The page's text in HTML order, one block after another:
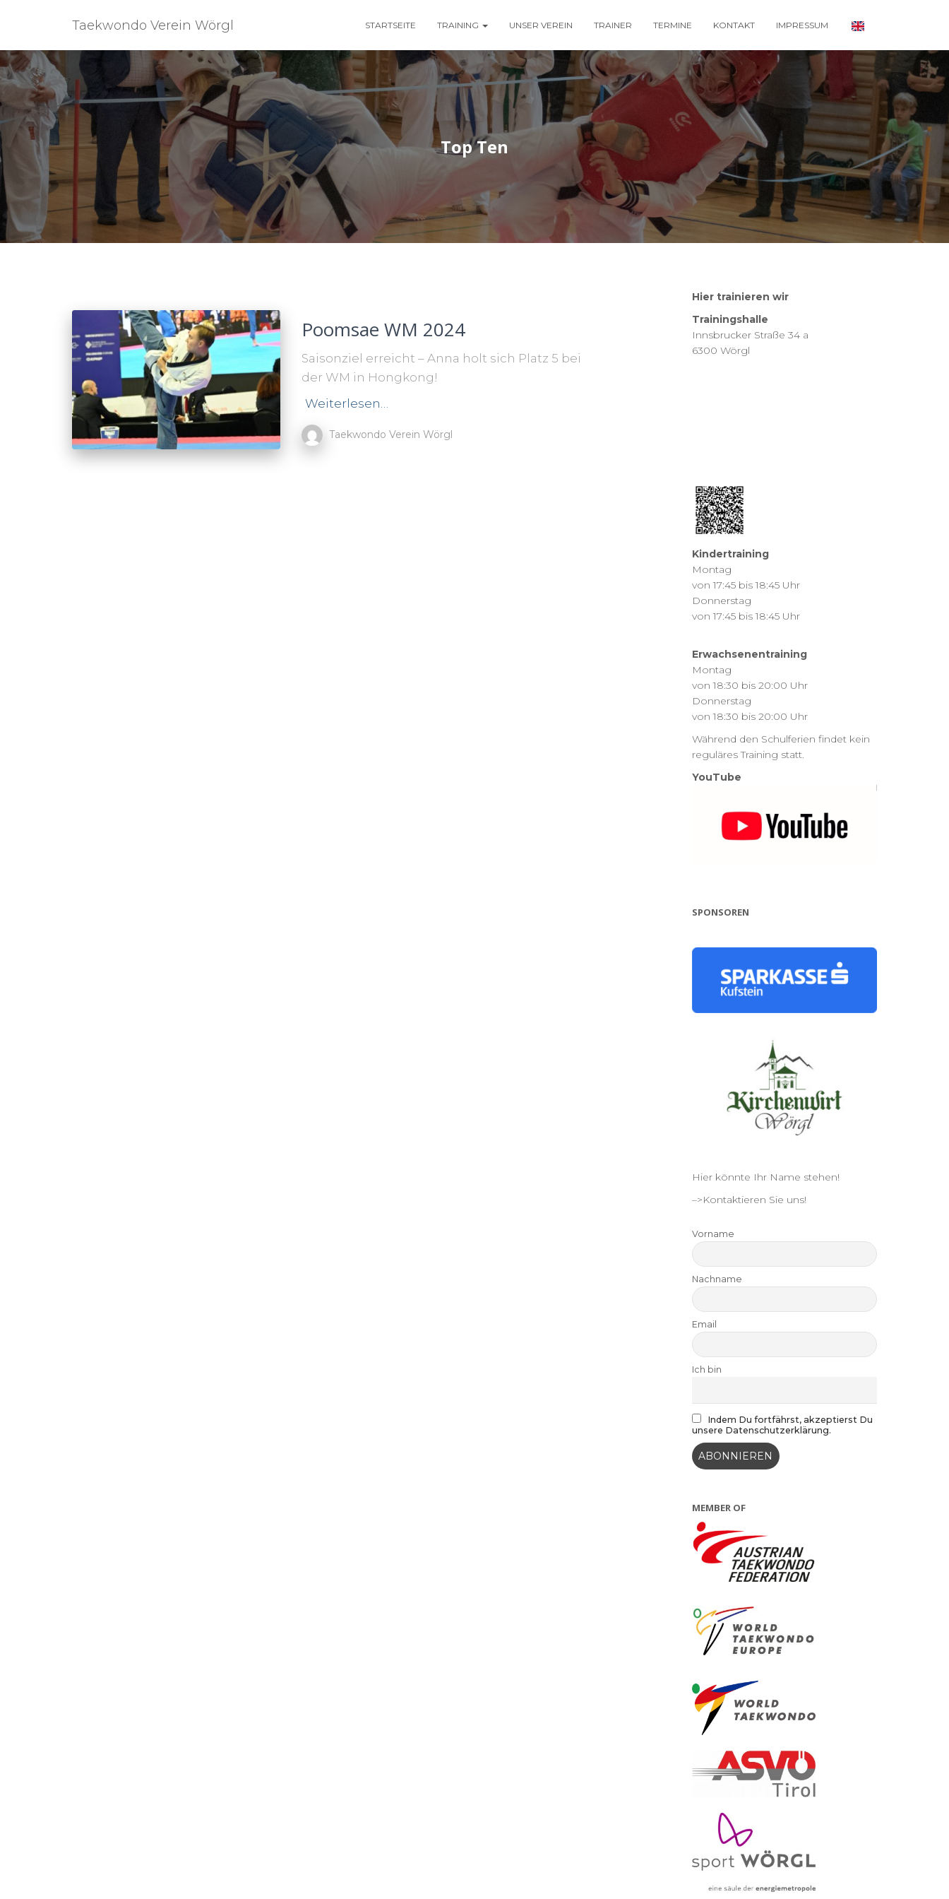
Taekwondo Verein Wörgl STARTSEITE TRAINING UNSER VEREIN TRAINER TERMINE KONTAKT IMPRESSUM
Top Ten
Poomsae WM 2024
Saisonziel erreicht – Anna holt sich Platz 5 bei
der WM in Hongkong!
Weiterlesen…
Taekwondo Verein Wörgl
Hier trainieren wir
Trainingshalle
Innsbrucker Straße 34 a
6300 Wörgl
Kindertraining
Montag
von 17:45 bis 18:45 Uhr
Donnerstag
von 17:45 bis 18:45 Uhr
Erwachsenentraining
Montag
von 18:30 bis 20:00 Uhr
Donnerstag
von 18:30 bis 20:00 Uhr
Während den Schulferien findet kein
reguläres Training statt.
YouTube
SPONSOREN
Hier könnte Ihr Name stehen!
–>Kontaktieren Sie uns!
Vorname
Nachname
Email
Ich bin
Indem Du fortfährst, akzeptierst Du
unsere Datenschutzerklärung.
MEMBER OF